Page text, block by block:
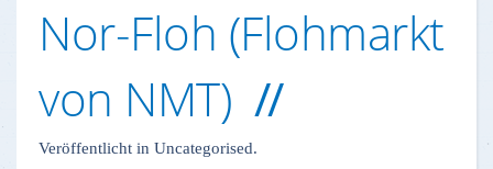
Nor-Floh (Flohmarkt
von NMT)
Veröffentlicht in Uncategorised.